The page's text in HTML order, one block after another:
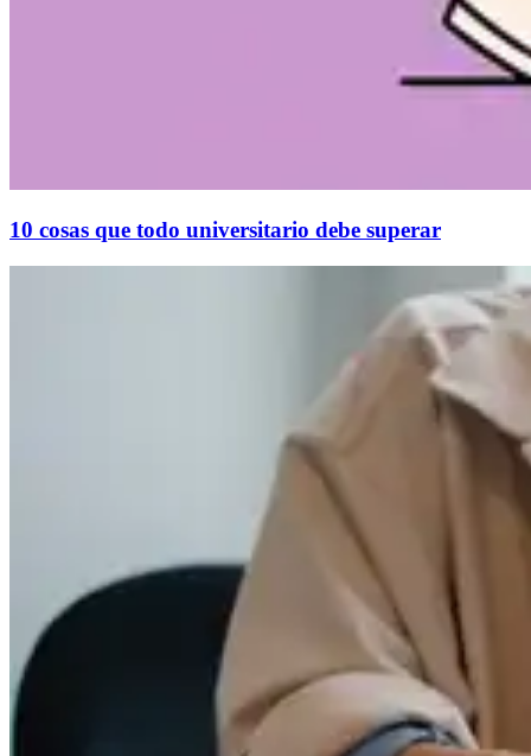
10 cosas que todo universitario debe superar